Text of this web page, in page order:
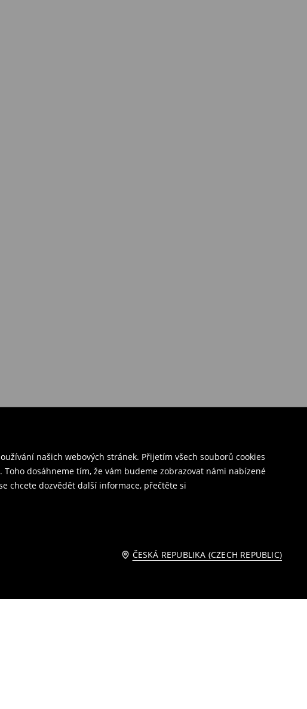
našich webových stránek. Přijetím všech souborů cookies
dosáhneme tím, že vám budeme zobrazovat námi nabízené
chcete dozvědět další informace, přečtěte si
ČESKÁ REPUBLIKA (CZECH REPUBLIC)